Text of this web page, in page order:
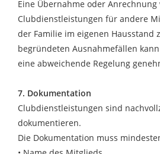
Eine Übernahme oder Anrechnung
Clubdienstleistungen für andere
der Familie im eigenen Hausstand
begründeten Ausnahmefällen
eine abweichende Regelung
7. Dokumentation
Clubdienstleistungen sind
dokumentieren.
Die Dokumentation muss